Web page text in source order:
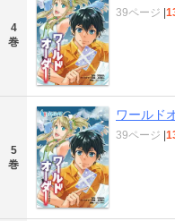
4
巻
39ページ |
5
巻
ワールド
39ページ |